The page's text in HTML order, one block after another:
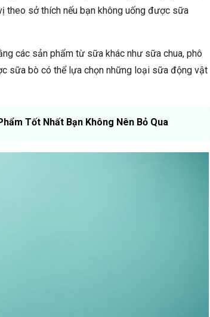
theo sở thích nếu bạn không uống được sữa
các sản phẩm từ sữa khác như sữa chua, phô
sữa bò có thể lựa chọn những loại sữa động vật
Tốt Nhất Bạn Không Nên Bỏ Qua